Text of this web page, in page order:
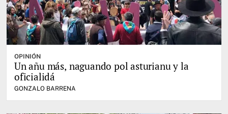
OPINIÓN
Un añu más, naguando pol asturianu y la
oficialidá
GONZALO BARRENA